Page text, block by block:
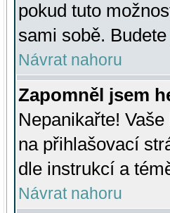
pokud tuto
sami sobě.
Návrat nahoru
Zapomněl jsem
Nepanikařte!
na přihlašovací
dle instrukcí a
Návrat nahoru